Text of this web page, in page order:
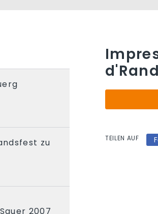
zu
2007
TEILEN AUF